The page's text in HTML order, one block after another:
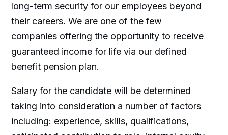
long-term security for our employees beyond
their careers. We are one of the few
companies offering the opportunity to receive
guaranteed income for life via our defined
benefit pension plan.
Salary for the candidate will be determined
taking into consideration a number of factors
including: experience, skills, qualifications,